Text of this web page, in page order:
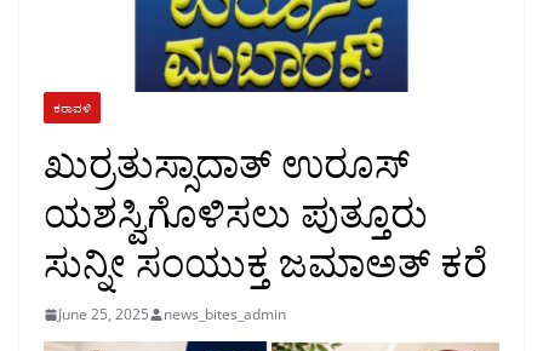
ಕರಾವಳಿ
ಖುರ್ರತುಸ್ಸಾದಾತ್ ಉರೂಸ್
ಯಶಸ್ವಿಗೊಳಿಸಲು ಪುತ್ತೂರು
ಸುನ್ನೀ ಸಂಯುಕ್ತ ಜಮಾಅತ್ ಕರೆ
June 25, 2025 news_bites_admin